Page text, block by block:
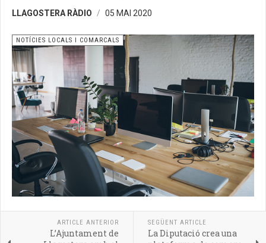
LLAGOSTERA RÀDIO 05 MAI 2020
NOTÍCIES LOCALS I COMARCALS
ARTICLE ANTERIOR
L’Ajuntament de
SEGÜENT ARTICLE
La Diputació crea una